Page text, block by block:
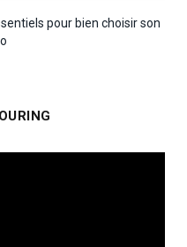
pour bien choisir son